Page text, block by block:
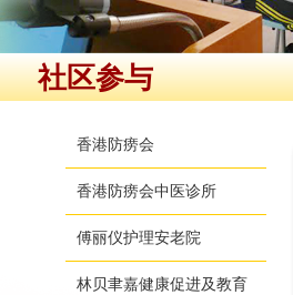
社区参与
香港防痨会
香港防痨会中医诊所
傅丽仪护理安老院
林贝聿嘉健康促进及教育